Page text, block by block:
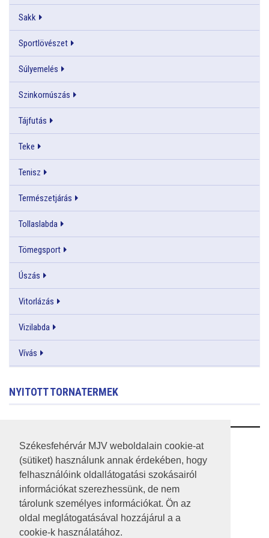
Székesfehérvár MJV weboldalain cookie-at
(sütiket) használunk annak érdekében, hogy
felhasználóink oldallátogatási szokásairól
információkat szerezhessünk, de nem
tárolunk személyes információkat. Ön az
oldal meglátogatásával hozzájárul a a
cookie-k használatához.
Sakk
Sportlövészet
Súlyemelés
Szinkornúszás
Tájfutás
Teke
Tenisz
Természetjárás
Tollaslabda
Tömegsport
Úszás
Vitorlázás
Vizilabda
Vívás
NYITOTT TORNATERMEK
RSS
A HONLAP 2017.03.31-I ÁLLAPOTA
JOGI NYILATKOZAT
IMPRESSZUM